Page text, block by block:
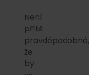
Není
příliš
pravděpodobné,
že
by